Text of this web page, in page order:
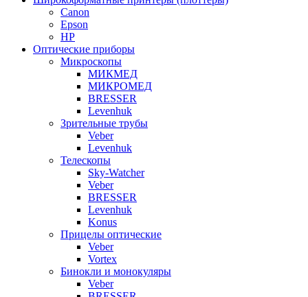
Canon
Epson
HP
Оптические приборы
Микроскопы
МИКМЕД
МИКРОМЕД
BRESSER
Levenhuk
Зрительные трубы
Veber
Levenhuk
Телескопы
Sky-Watcher
Veber
BRESSER
Levenhuk
Konus
Прицелы оптические
Veber
Vortex
Бинокли и монокуляры
Veber